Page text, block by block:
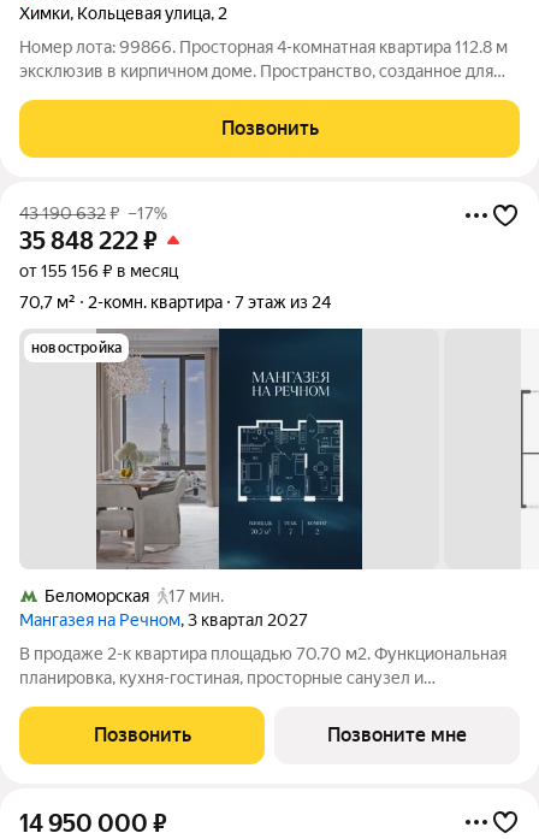
Химки, Кольцевая улица, 2
Номер лота: 99866. Просторная 4-комнатная квартира 112.8 м
эксклюзив в кирпичном доме. Пространство, созданное для
база, где вы сможете создать свой идеальный интерьер, не
переплачивая за
Позвонить
43 190 632₽ –17%
35 848 222₽
от 155 156 ₽ в месяц
70,7 м²
2-комн. квартира 7 этаж из 24
новостройка
Беломорская
17 мин.
Мангазея на Речном, 3 квартал 2027
В продаже 2-к квартира площадью 70.70 м2. Функциональная
планировка, кухня-гостиная, просторные санузел и
дома. Стоимость указана с учетом скидки 17%, экономия
составит 7 342 408 рублей!
Позвонить Позвоните мне
14 950 000 ₽